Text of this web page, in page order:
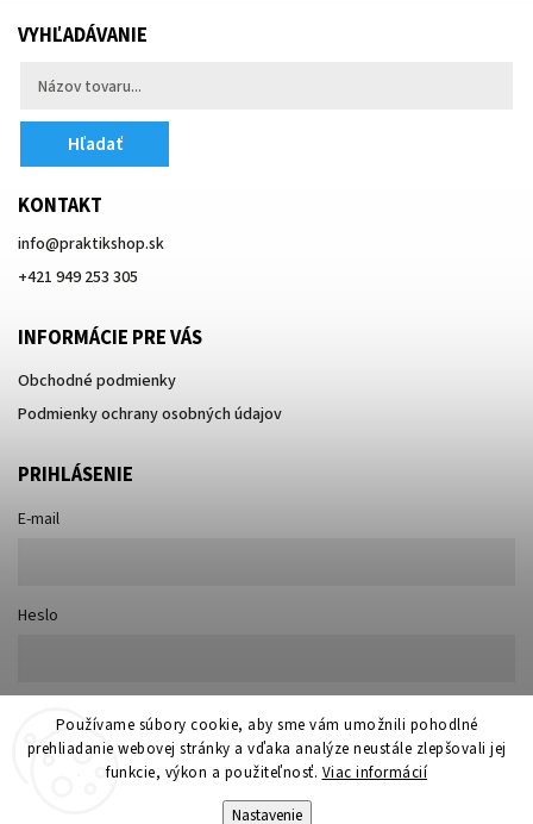
Používame súbory cookie, aby sme vám umožnili pohodlné
prehliadanie webovej stránky a vďaka analýze neustále zlepšovali jej
funkcie, výkon a použiteľnosť. Viac informácií
Nastavenie
VYHĽADÁVANIE
Hľadať
KONTAKT
info@praktikshop.sk
+421 949 253 305
INFORMÁCIE PRE VÁS
Obchodné podmienky
Podmienky ochrany osobných údajov
PRIHLÁSENIE
E-mail
Heslo
Prihlásiť sa
Nová registrácia
Zabudnuté heslo